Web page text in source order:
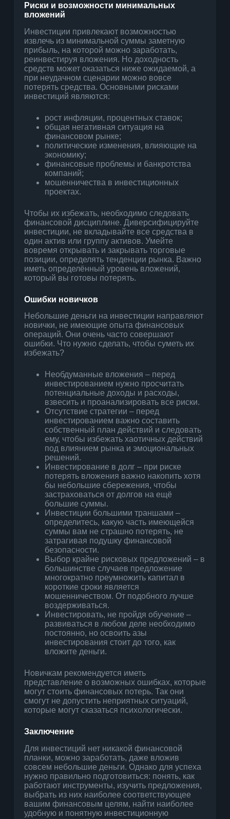
Риски и возможности минимальных
вложений
Инвестиции привлекают возможностью
извлечь из минимальной суммы заметную
прибыль, на которой можно заработать,
реинвестируя вложения. Но доходность
средств может оказаться ниже ожидаемой, а
при неудачном сценарии можно вовсе
потерять средства. Основными рисками
инвестиций являются:
рост инфляции, процентных ставок;
общая негативная ситуация на
финансовом рынке;
политические изменения, влияющие на
экономику;
финансовые проблемы и банкротства
компаний;
мошенничества в инвестиционных
проектах.
Чтобы их избежать, необходимо следовать
финансовой дисциплине. Диверсифицируйте
инвестиции, не вкладывайте все средства в
один актив или группу активов. Умейте
вовремя открывать и закрывать торговые
позиции, определять тенденции рынка. Важно
иметь определённый уровень вложений,
который вы готовы потерять.
Ошибки новичков
Небольшие деньги на инвестиции направляют
новички, не имеющие опыта финансовых
операций. Они очень часто совершают
ошибки. Что нужно сделать, чтобы суметь их
избежать?
Необдуманные вложения – перед
инвестированием нужно просчитать
потенциальные доходы и расходы,
взвесить и проанализировать все риски.
Отсутствие стратегии – перед
инвестированием важно составить
собственный план действий и следовать
ему, чтобы избежать хаотичных действий
под влиянием рынка и эмоциональных
решений.
Инвестирование в долг – при риске
потерять вложения важно накопить хотя
бы небольшие сбережения, чтобы
застраховаться от долгов на ещё
большие суммы.
Инвестиции большими траншами –
определитесь, какую часть имеющейся
суммы вам не страшно потерять, не
затрагивая подушку финансовой
безопасности.
Выбор крайне рисковых предложений – в
большинстве случаев предложение
многократно преумножить капитал в
короткие сроки является
мошенничеством. От подобного лучше
воздерживаться.
Инвестировать, не пройдя обучение –
развиваться в любом деле необходимо
постоянно, но освоить азы
инвестирования стоит до того, как
вложите деньги.
Новичкам рекомендуется иметь
представление о возможных ошибках, которые
могут стоить финансовых потерь. Так они
смогут не допустить неприятных ситуаций,
которые могут сказаться психологически.
Заключение
Для инвестиций нет никакой финансовой
планки, можно заработать, даже вложив
совсем небольшие деньги. Однако для успеха
нужно правильно подготовиться: понять, как
работают инструменты, изучить предложения,
выбрать из них наиболее соответствующее
вашим финансовым целям, найти наиболее
удобную и понятную инвестиционную